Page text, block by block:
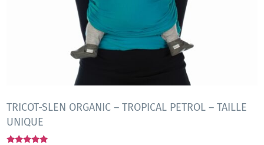
TRICOT-SLEN ORGANIC – TROPICAL PETROL – TAILLE
UNIQUE